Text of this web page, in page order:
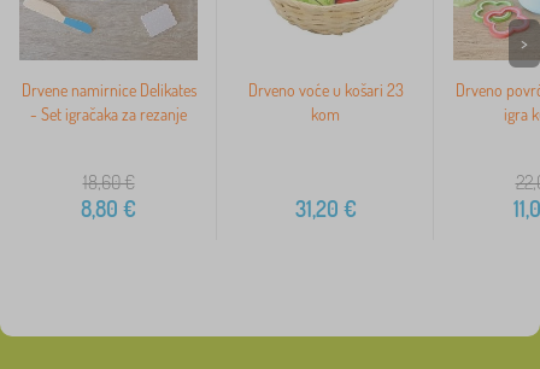
Drvene namirnice Delikates
- Set igračaka za rezanje
18,60€
8,80 €
Drveno voće u košari 23
kom
31,20 €
Drveno
igra
>